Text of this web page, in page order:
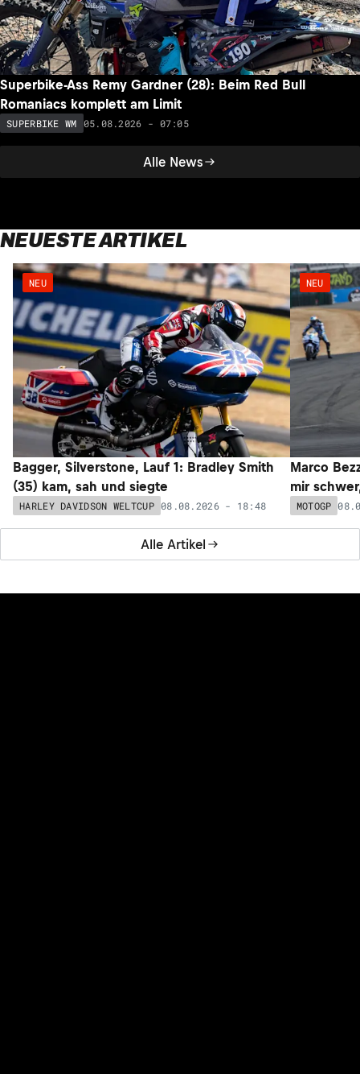
Alle News
Superbike-Ass Remy Gardner (28): Beim Red Bull
Romaniacs komplett am Limit
SUPERBIKE WM 05.08.2026 - 07:05
NEUESTE ARTIKEL
Alle Artikel
NEU
Bagger, Silverstone, Lauf 1: Bradley Smith
(35) kam, sah und siegte
HARLEY DAVIDSON WELTCUP 08.08.2026 - 18:48
NEU
Marco
mir
MOTOGP